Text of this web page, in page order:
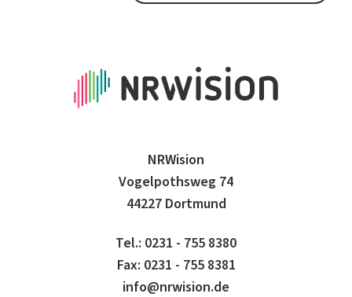
NRWision
Vogelpothsweg 74
44227 Dortmund
Tel.: 0231 - 755 8380
Fax: 0231 - 755 8381
info@nrwision.de